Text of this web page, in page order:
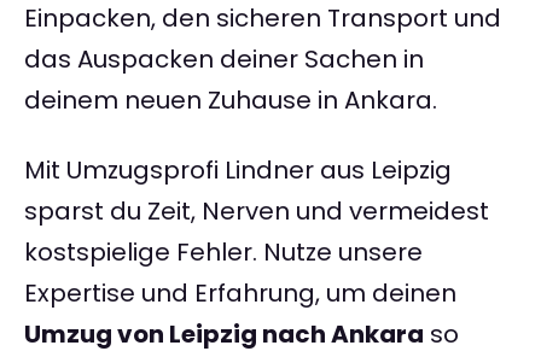
Einpacken, den sicheren Transport und
das Auspacken deiner Sachen in
deinem neuen Zuhause in Ankara.
Mit Umzugsprofi Lindner aus Leipzig
sparst du Zeit, Nerven und vermeidest
kostspielige Fehler. Nutze unsere
Expertise und Erfahrung, um deinen
Umzug von Leipzig nach Ankara so